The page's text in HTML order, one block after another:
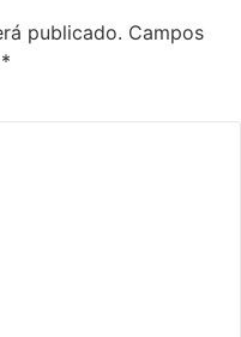
publicado. Campos
*